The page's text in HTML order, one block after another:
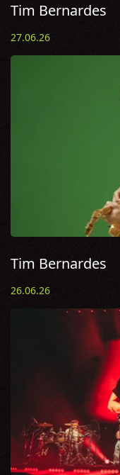
Tim Bernardes
27.06.26
Tim Bernardes
26.06.26